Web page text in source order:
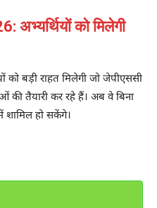
को मिलेगी
को बड़ी राहत मिलेगी जो जेपीएससी
की तैयारी कर रहे हैं। अब वे बिना
शामिल हो सकेंगे।